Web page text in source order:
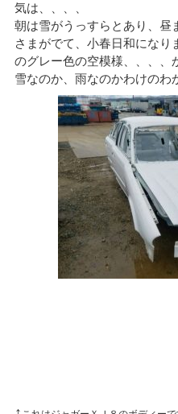
気は、、、、
朝は雪がうっすらとあり、昼
さまがでて、小春日和にな
のグレー色の空模様、、、、
雪なのか、雨なのかわけのわ